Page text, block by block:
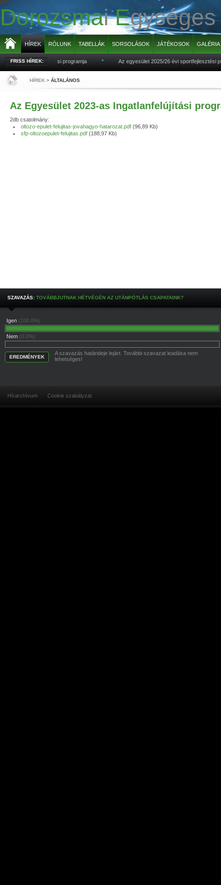
DorozsmaiE
HÍREK RÓLUNK TABELLÁK SORSOLÁSOK JÁTÉKOSOK GALÉRIA
FRISS HÍREK:
évi sportfejlesztési programja Az egyesület 2025/26 évi sportfejlesztési
HÍREK > ÁLTALÁNOS
Az Egyesület 2023-as Ingatlanfelújítási
2db csatolmány:
oltozo-epulet-felujitas-jovahagyo-hatarozat.pdf (96,89 Kb)
sfp-oltozoepulet-felujitas.pdf (188,97 Kb)
SZAVAZÁS: TOVÁBBJUTNAK HÉTVÉGÉN AZ UTÁNPÓTLÁS CSAPATAINK?
Igen (100.0%)
Nem (0.0%)
EREDMÉNYEK
A szavazás határideje lejárt. További szavazat leadása nem
lehetséges!
Hírarchívum Cookie szabályzat